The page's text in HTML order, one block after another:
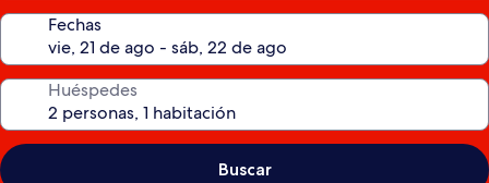
Fechas
Huéspedes
Buscar